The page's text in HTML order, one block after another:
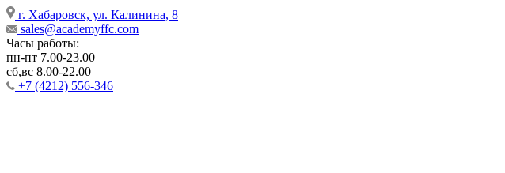
г. Хабаровск, ул. Калинина, 8
sales@academyffc.com
Часы работы:
пн-пт 7.00-23.00
сб,вс 8.00-22.00
+7 (4212) 556-346